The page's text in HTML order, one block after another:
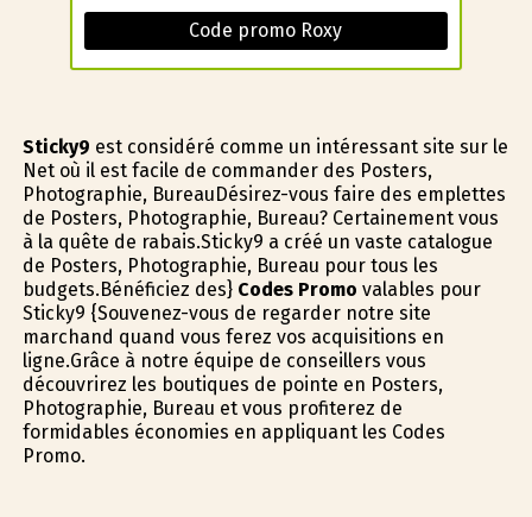
Code promo Roxy
Sticky9 est considéré comme un intéressant site sur le
Net où il est facile de commander des Posters,
Photographie, BureauDésirez-vous faire des emplettes
de Posters, Photographie, Bureau? Certainement vous
à la quête de rabais.Sticky9 a créé un vaste catalogue
de Posters, Photographie, Bureau pour tous les
budgets.Bénéficiez des} Codes Promo valables pour
Sticky9 {Souvenez-vous de regarder notre site
marchand quand vous ferez vos acquisitions en
ligne.Grâce à notre équipe de conseillers vous
découvrirez les boutiques de pointe en Posters,
Photographie, Bureau et vous profiterez de
formidables économies en appliquant les Codes
Promo.